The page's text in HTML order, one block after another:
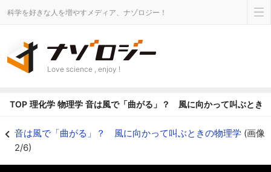
科学を好きな人を増やすメディア、ナゾロジー！
Love science , enjoy !
TOP 理化学 物理学 音は風で「曲がる」？ 風に向かって叫ぶとき
音は風で「曲がる」？ 風に向かって叫ぶときの物理学 (画像
2/6)